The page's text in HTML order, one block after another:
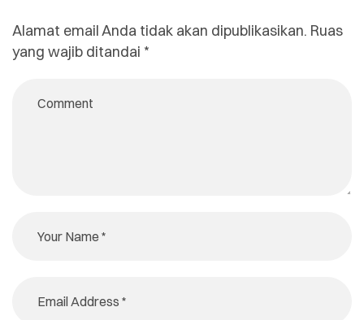
Alamat email Anda tidak akan dipublikasikan. Ruas
yang wajib ditandai *